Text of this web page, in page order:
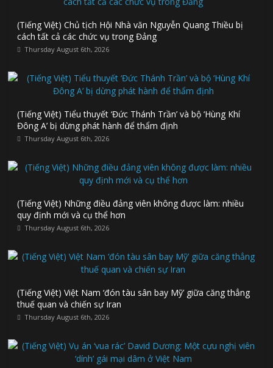
(Tiếng Việt) Chủ tịch Hội Nhà văn Nguyễn Quang Thiều bị
cách tất cả các chức vụ trong Đảng
Thursday August 6th, 2026
(Tiếng Việt) Tiểu thuyết ‘Đức Thánh Trần’ và bộ ‘Hùng Khí
Đông A’ bị dừng phát hành để thẩm định
Thursday August 6th, 2026
(Tiếng Việt) Những điều đảng viên không được làm: nhiều
quy định mới và cụ thể hơn
Thursday August 6th, 2026
(Tiếng Việt) Việt Nam ‘đón tàu sân bay Mỹ’ giữa căng thẳng
thuế quan và chiến sự Iran
Thursday August 6th, 2026